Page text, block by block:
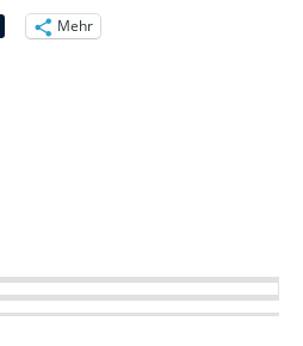
Mehr